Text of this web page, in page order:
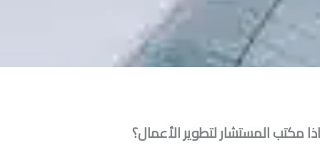
مكتب المستشار لتطوير الأعمال؟